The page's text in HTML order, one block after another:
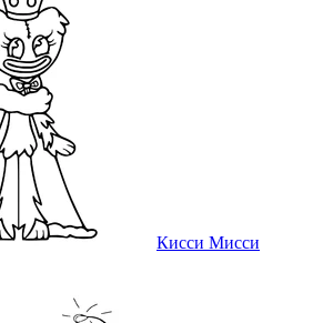
Кисси Мисси